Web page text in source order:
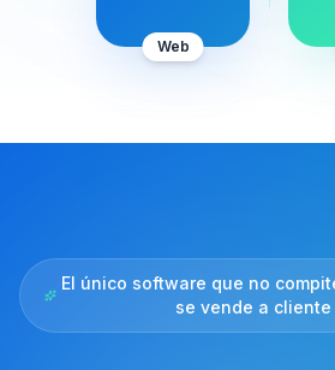
Web
El único software que no
se vende a